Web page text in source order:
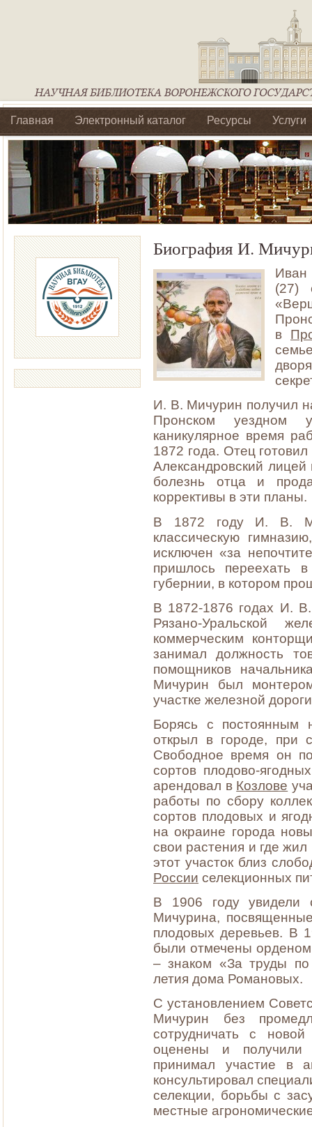
Главная Электронный каталог Ресурсы Услуги
Библиотеки регионального отделения Ассоциации
Биография И.
(27)
в
И. В. Мичурин получил
Пронском уездном
каникулярное время
1872 года. Отец
Александровский
болезнь отца и
коррективы в эти планы.
В 1872 году И. В.
классическую
исключен «за
пришлось переехать
губернии, в котором
В 1872-1876 годах И.
Рязано-Уральской
коммерческим
занимал должность
помощников
Мичурин был
участке железной
Борясь с постоянным
открыл в городе, при
Свободное время он
сортов плодово-
арендовал в Козлове
работы по сбору
сортов плодовых и
на окраине города
свои растения и где
этот участок близ
России селекционных
В 1906 году
Мичурина,
плодовых деревьев. В
были отмечены
– знаком «За труды по
летия дома Романовых.
С установлением
Мичурин без
сотрудничать с
оценены и получили
принимал участие в
консультировал
селекции, борьбы с
местные